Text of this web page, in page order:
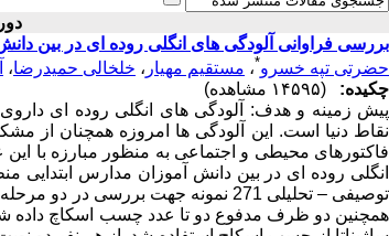
دوره ۱۶، شماره
بررسی فراوانی آلودگی های انگلی روده ای در بین
حضرتی تپه خسرو*، مستقیم مهیار ، خلخالی حمیدرضا،
چکیده:
(۱۴۵۹۵ مشاهده)
پیش زمینه و هدف: آلودگی های انگلی روده ای
نقاط دنیا است. این آلودگی ها امروزه همچنان از
فاکتورهای محیطی و اجتماعی به منظور مبارزه با
همچنین دو ظرف مدفوع دو تا عدد چسب اسکاچ داده